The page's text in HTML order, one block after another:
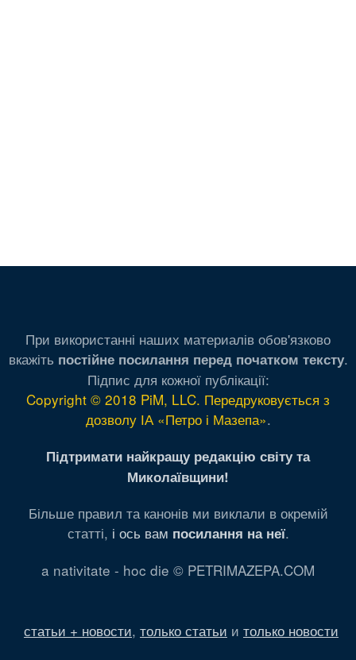
При використанні наших материалів обов'язково
вкажіть постійне посилання перед початком тексту.
Підпис для кожної публікації:
Copyright © 2018 PiM, LLC. Передруковується з
дозволу ІА «Петро і Мазепа».
Підтримати найкращу редакцію світу та
Миколаївщини!
Більше правил та канонів ми виклали в окремій
статті, і ось вам посилання на неї.
a nativitate - hoc die © PETRIMAZEPA.COM
статьи + новости, только статьи и только новости